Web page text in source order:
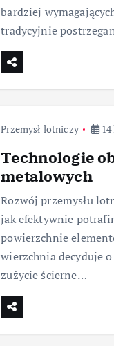
bardziej
tradycyjnie
Przemysł lotniczy 14
Technologie
metalowych
Rozwój przemysłu
jak efektywnie
powierzchnie
wierzchnia decyduje
zużycie ścierne…